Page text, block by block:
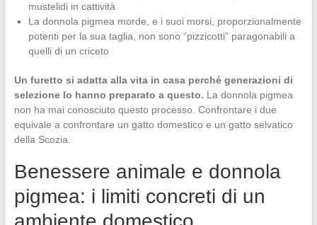
mustelidi in cattività
La donnola pigmea morde, e i suoi morsi, proporzionalmente
potenti per la sua taglia, non sono “pizzicotti” paragonabili a
quelli di un criceto
Un furetto si adatta alla vita in casa perché generazioni di
selezione lo hanno preparato a questo. La donnola pigmea
non ha mai conosciuto questo processo. Confrontare i due
equivale a confrontare un gatto domestico e un gatto selvatico
della Scozia.
Benessere animale e donnola
pigmea: i limiti concreti di un